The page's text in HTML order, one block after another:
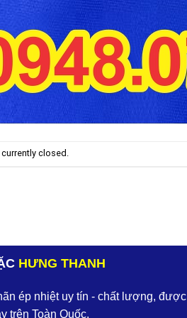
closed.
HƯNG THANH
ép nhiệt uy tín - chất lượng, được
trên Toàn Quốc.